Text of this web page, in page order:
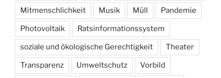
Mitmenschlichkeit Musik Müll Pandemie
Photovoltaik Ratsinformationssystem
soziale und ökologische Gerechtigkeit Theater
Transparenz Umweltschutz Vorbild